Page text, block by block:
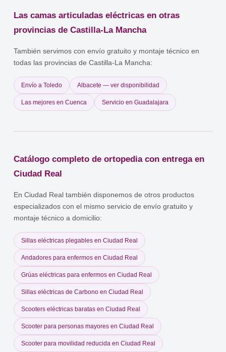
IMSERSO. También se pueden consultar los servicios sociales
autonómicos de Castilla-La Mancha y los ayuntamientos. Es
cada año, y siempre consultar en los servicios sociales del
municipio o en la consejería competente de Castilla-La Mancha
Las camas articuladas eléctricas en otras
provincias de Castilla-La Mancha
También servimos con envío gratuito y montaje técnico en
todas las provincias de Castilla-La Mancha:
Envío a Toledo Albacete — ver disponibilidad
Las mejores en Cuenca Servicio en Guadalajara
Catálogo completo de ortopedia con entrega en
Ciudad Real
En Ciudad Real también disponemos de otros productos
especializados con el mismo servicio de envío gratuito y
montaje técnico a domicilio:
Sillas eléctricas plegables en Ciudad Real
Andadores para enfermos en Ciudad Real
Grúas eléctricas para enfermos en Ciudad Real
Sillas eléctricas de Carbono en Ciudad Real
Scooters eléctricas baratas en Ciudad Real
Scooter para personas mayores en Ciudad Real
Scooter para movilidad reducida en Ciudad Real